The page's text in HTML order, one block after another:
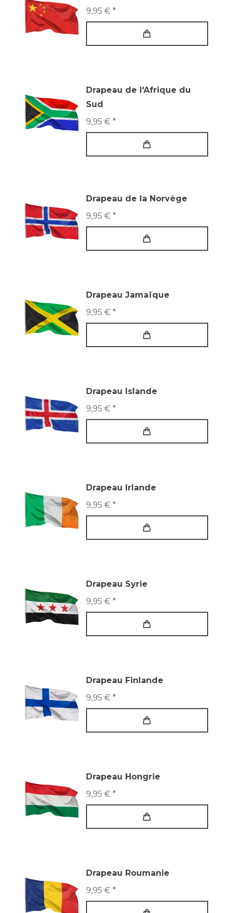
9,95 € *
Drapeau de l'Afrique du
Sud
9,95 € *
Drapeau de la Norvège
9,95 € *
Drapeau Jamaïque
9,95 € *
Drapeau Islande
9,95 € *
Drapeau Irlande
9,95 € *
Drapeau Syrie
9,95 € *
Drapeau Finlande
9,95 € *
Drapeau Hongrie
9,95 € *
Drapeau Roumanie
9,95 € *